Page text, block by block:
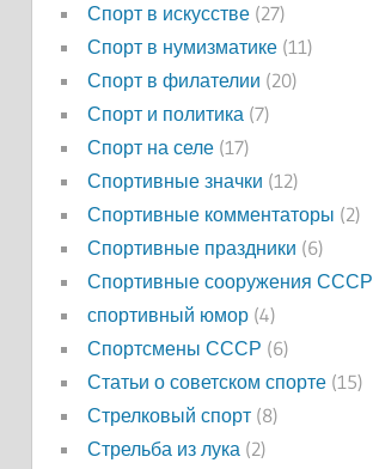
Спорт в искусстве(27)
Спорт в нумизматике(11)
Спорт в филателии (20)
Спорт и политика(7)
Спорт на селе(17)
Спортивные значки (12)
Спортивные комментаторы (2)
Спортивные праздники (6)
Спортивные сооружения СССР
спортивный юмор(4)
Спортсмены СССР (6)
Статьи о советском спорте(15)
Стрелковый спорт(8)
Стрельба из лука(2)